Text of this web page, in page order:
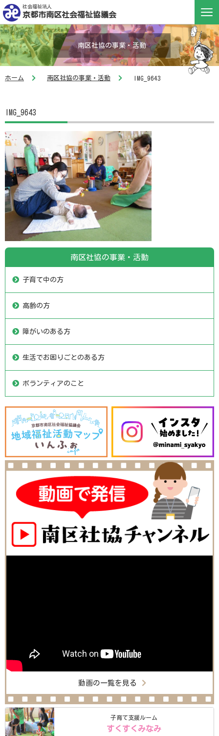
社会福祉法人
京都市南区社会福祉協議会
南区社協の事業・活動
ホーム 南区社協の事業・活動 IMG_9643
IMG_9643
南区社協の事業・活動
子育て中の方
高齢の方
障がいのある方
生活でお困りごとのある方
ボランティアのこと
動画の一覧を見る
子育て支援ルーム
すくすくみなみ